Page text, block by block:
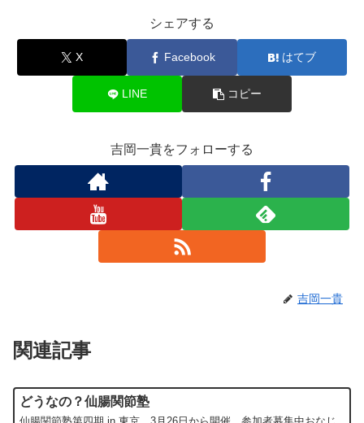
シェアする
X Facebook はてブ
LINE コピー
吉岡一貴をフォローする
吉岡一貴
関連記事
どうなの？仙腸関節塾